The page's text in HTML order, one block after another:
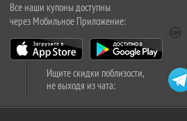
Все наши купоны доступны
через Мобильное Приложение:
Ищите скидки поблизости,
не выходя из чата: